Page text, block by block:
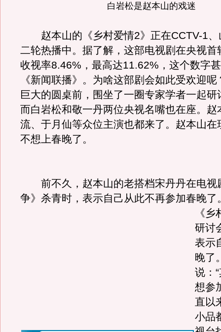
白岩松是赵本山的戏迷
赵本山的《乡村爱情2》正在CCTV-1、
二轮热播中。据了解，这部电视剧在央视首
收视率8.46%，最高达11.62%，这个数字
《新闻联播》。为啥这部剧会如此受欢迎
巨大的圆桌前，围坐了一圈专家学者一起研
而白岩松和敬一丹两位央视名嘴也在座。赵
流、于月仙等众位主演也都来了。赵本山在
不想上春晚了。
前不久，赵本山的老搭档宋丹丹在电视
争》杀青时，表示自己从此不再参加春晚了
《
研讨
表示
晚了
说：
想参
直以
小品